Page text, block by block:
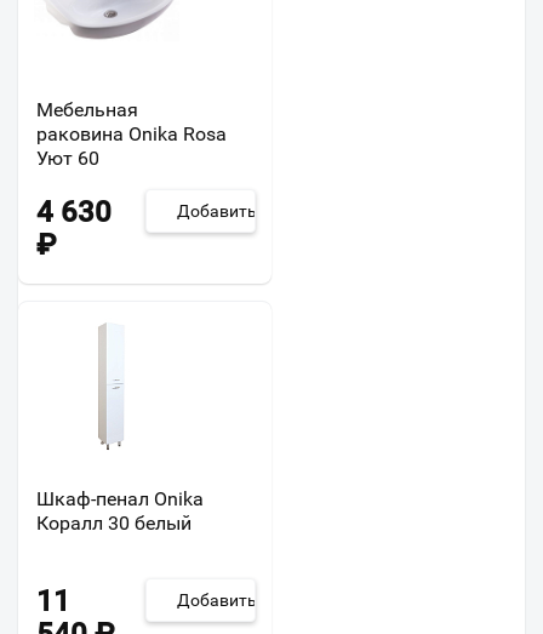
Мебельная
раковина Onika Rosa
Уют 60
4 630
₽
Добавить
Шкаф-пенал Onika
Коралл 30 белый
11
Добавить